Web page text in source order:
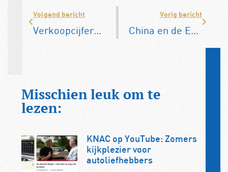
Volgend bericht
Verkoopcijfers juni: 1 op de 4 auto’s is conventioneel aangedreven
Vorig bericht
China en de EU in gesprek over naderende invoerheffingen op Chinese EV’s
Misschien leuk om te
lezen:
KNAC op YouTube: Zomers
kijkplezier voor
autoliefhebbers